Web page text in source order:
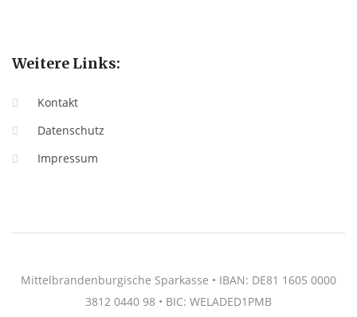
Weitere Links:
Kontakt
Datenschutz
Impressum
Mittelbrandenburgische Sparkasse • IBAN: DE81 1605 0000
3812 0440 98 • BIC: WELADED1PMB